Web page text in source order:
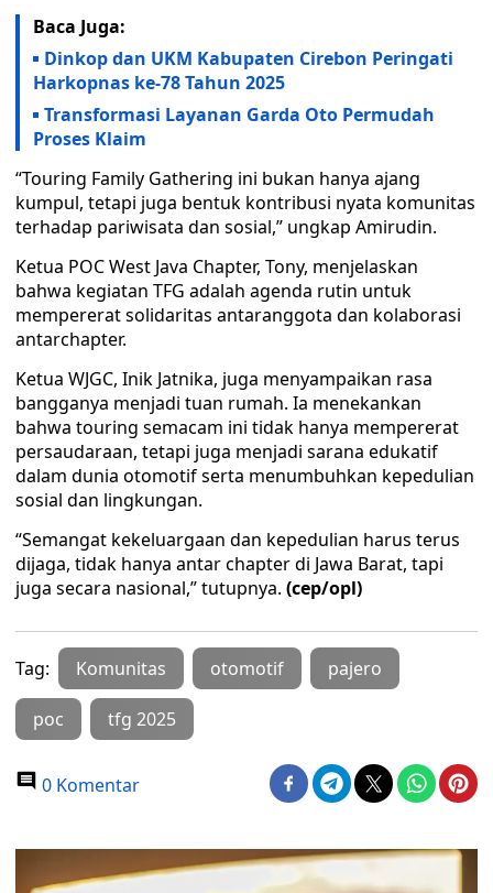
Baca Juga:
Dinkop dan UKM Kabupaten Cirebon Peringati
Harkopnas ke-78 Tahun 2025
Transformasi Layanan Garda Oto Permudah
Proses Klaim
“Touring Family Gathering ini bukan hanya ajang
kumpul, tetapi juga bentuk kontribusi nyata komunitas
terhadap pariwisata dan sosial,” ungkap Amirudin.
Ketua POC West Java Chapter, Tony, menjelaskan
bahwa kegiatan TFG adalah agenda rutin untuk
mempererat solidaritas antaranggota dan kolaborasi
antarchapter.
Ketua WJGC, Inik Jatnika, juga menyampaikan rasa
bangganya menjadi tuan rumah. Ia menekankan
bahwa touring semacam ini tidak hanya mempererat
persaudaraan, tetapi juga menjadi sarana edukatif
dalam dunia otomotif serta menumbuhkan kepedulian
sosial dan lingkungan.
“Semangat kekeluargaan dan kepedulian harus terus
dijaga, tidak hanya antar chapter di Jawa Barat, tapi
juga secara nasional,” tutupnya. (cep/opl)
Tag: Komunitas otomotif pajero
poc tfg 2025
0 Komentar